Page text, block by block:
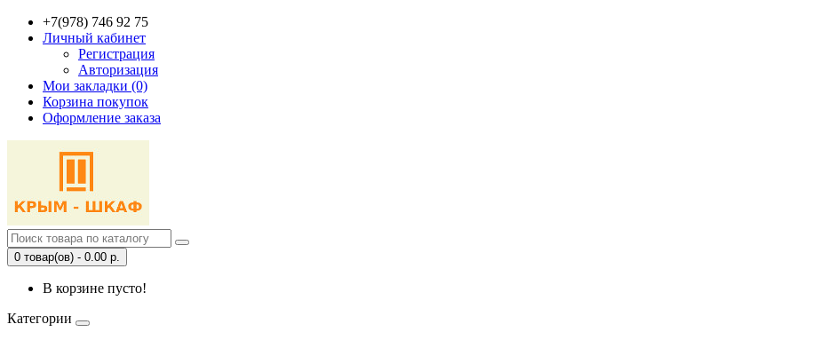
+7(978) 746 92 75
Личный кабинет
Регистрация
Авторизация
Мои закладки (0)
Корзина покупок
Оформление заказа
0 товар(ов) - 0.00 р.
В корзине пусто!
Категории